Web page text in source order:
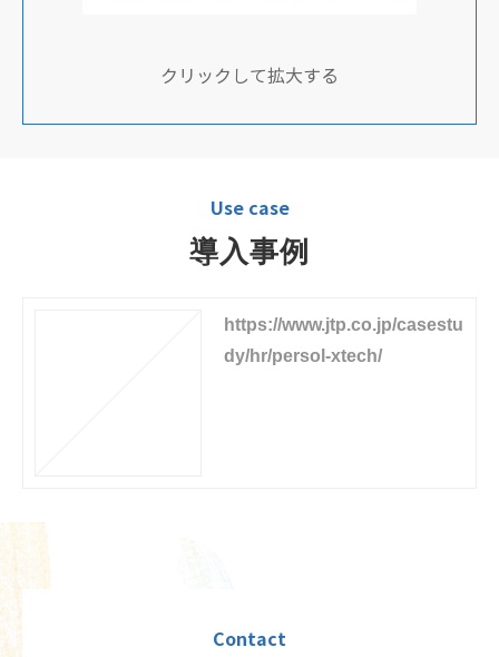
クリックして拡大する
Use case
導入事例
https://www.jtp.co.jp/casestu
dy/hr/persol-xtech/
Contact